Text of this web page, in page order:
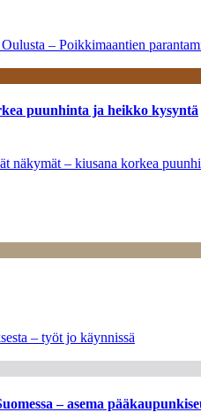
– Poikkimaantien
puunhinta ja heikko kysyntä
näkymät – kiusana korkea
– työt jo käynnissä
– asema